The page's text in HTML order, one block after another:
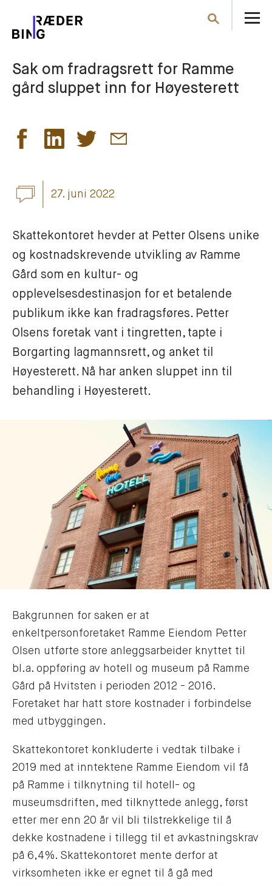
Søk
Sak om fradragsrett for Ramme
gård sluppet inn for Høyesterett
27. juni 2022
Skattekontoret hevder at Petter Olsens unike
og kostnadskrevende utvikling av Ramme
Gård som en kultur- og
opplevelsesdestinasjon for et betalende
publikum ikke kan fradragsføres. Petter
Olsens foretak vant i tingretten, tapte i
Borgarting lagmannsrett, og anket til
Høyesterett. Nå har anken sluppet inn til
behandling i Høyesterett.
Bakgrunnen for saken er at
enkeltpersonforetaket Ramme Eiendom Petter
Olsen utførte store anleggsarbeider knyttet til
bl.a. oppføring av hotell og museum på Ramme
Gård på Hvitsten i perioden 2012 - 2016.
Foretaket har hatt store kostnader i forbindelse
med utbyggingen.
Skattekontoret konkluderte i vedtak tilbake i
2019 med at inntektene Ramme Eiendom vil få
på Ramme i tilknytning til hotell- og
museumsdriften, med tilknyttede anlegg, først
etter mer enn 20 år vil bli tilstrekkelige til å
dekke kostnadene i tillegg til et avkastningskrav
på 6,4%. Skattekontoret mente derfor at
virksomheten ikke er egnet til å gå med